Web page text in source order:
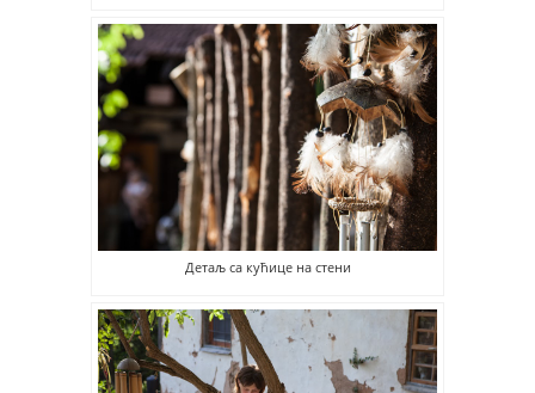
Детаљ са кућице на стени